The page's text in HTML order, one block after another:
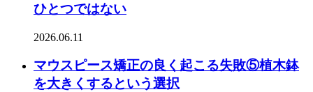
ひとつではない
2026.06.11
マウスピース矯正の良く起こる失敗⑤植木鉢
を大きくするという選択